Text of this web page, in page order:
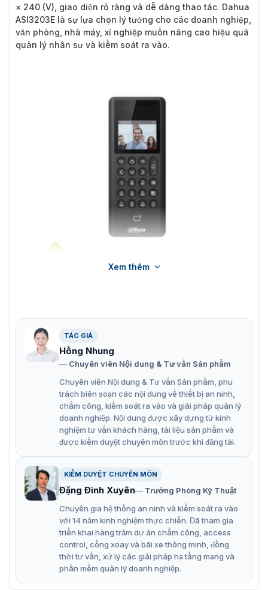
× 240 (V), giao diện rõ ràng và dễ dàng thao tác. Dahua
ASI3203E là sự lựa chọn lý tưởng cho các doanh nghiệp,
văn phòng, nhà máy, xí nghiệp muốn nâng cao hiệu quả
quản lý nhân sự và kiểm soát ra vào.
Tính năng của máy chấm công khuôn
mặt kiểm soát cửa ASI3203E
Máy chấm công Dahua ASI3203E sở hữu nhiều tính
năng ưu việt, đáp ứng mọi nhu cầu chấm công của
doanh nghiệp:
Màn hình LCD 2,4 inch có độ phân giải 320 (H) × 240
(V), giúp người sử dụng dễ dàng theo dõi các thông
Camera ống kính kép CMOS 2 MP có đèn chiếu sáng
hồng ngoại và DWDR, cho phép nhận diện trong điều
kiện ánh sáng yếu.
Nhiều phương pháp mở khóa bao gồm khuôn mặt,
thẻ IC và mật khẩu.
Hỗ trợ 1.000 người dùng, 1.000 khuôn mặt, 3.000 thẻ,
1.000 mật khẩu, 50 quản trị viên và 100.000 bản ghi.
Xem thêm
TÁC GIẢ
Hồng Nhung
Chuyên viên Nội dung & Tư vấn Sản phẩm
Chuyên viên Nội dung & Tư vấn Sản phẩm, phụ
trách biên soạn các nội dung về thiết bị an ninh,
chấm công, kiểm soát ra vào và giải pháp quản lý
doanh nghiệp. Nội dung được xây dựng từ kinh
nghiệm tư vấn khách hàng, tài liệu sản phẩm và
được kiểm duyệt chuyên môn trước khi đăng tải.
KIỂM DUYỆT CHUYÊN MÔN
Đặng Đình Xuyên
Trưởng Phòng Kỹ Thuật
Chuyên gia hệ thống an ninh và kiểm soát ra vào
với 14 năm kinh nghiệm thực chiến. Đã tham gia
triển khai hàng trăm dự án chấm công, access
control, cổng xoay và bãi xe thông minh, đồng
thời tư vấn, xử lý các giải pháp hạ tầng mạng và
phần mềm quản lý doanh nghiệp.